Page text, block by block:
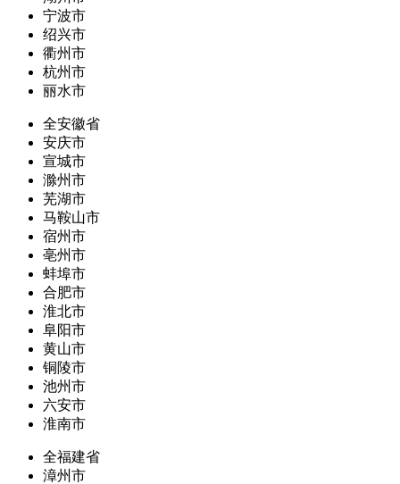
宁波市
绍兴市
衢州市
杭州市
丽水市
全安徽省
安庆市
宣城市
滁州市
芜湖市
马鞍山市
宿州市
亳州市
蚌埠市
合肥市
淮北市
阜阳市
黄山市
铜陵市
池州市
六安市
淮南市
全福建省
漳州市